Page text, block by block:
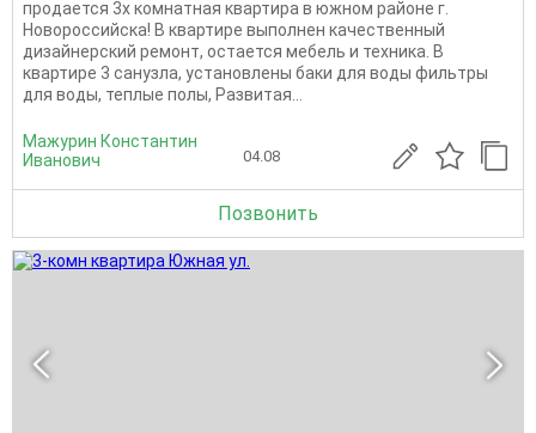
продается 3х комнатная квартира в южном районе г.
Новороссийска! В квартире выполнен качественный
дизайнерский ремонт, остается мебель и техника. В
квартире 3 санузла, установлены баки для воды фильтры
для воды, теплые полы, Развитая...
Мажурин Константин
Иванович
04.08
Позвонить